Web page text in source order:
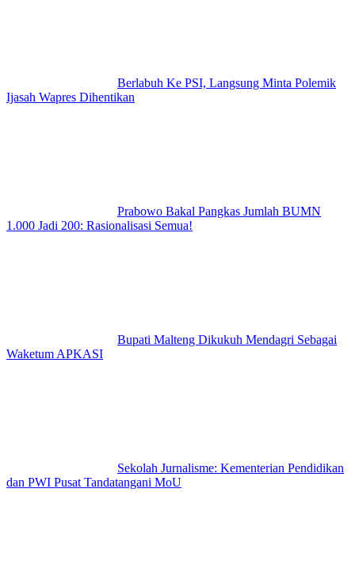
Berlabuh Ke PSI, Langsung Minta Polemik
Ijasah Wapres Dihentikan
Prabowo Bakal Pangkas Jumlah BUMN
1.000 Jadi 200: Rasionalisasi Semua!
Bupati Malteng Dikukuh Mendagri Sebagai
Waketum APKASI
Sekolah Jurnalisme: Kementerian Pendidikan
dan PWI Pusat Tandatangani MoU